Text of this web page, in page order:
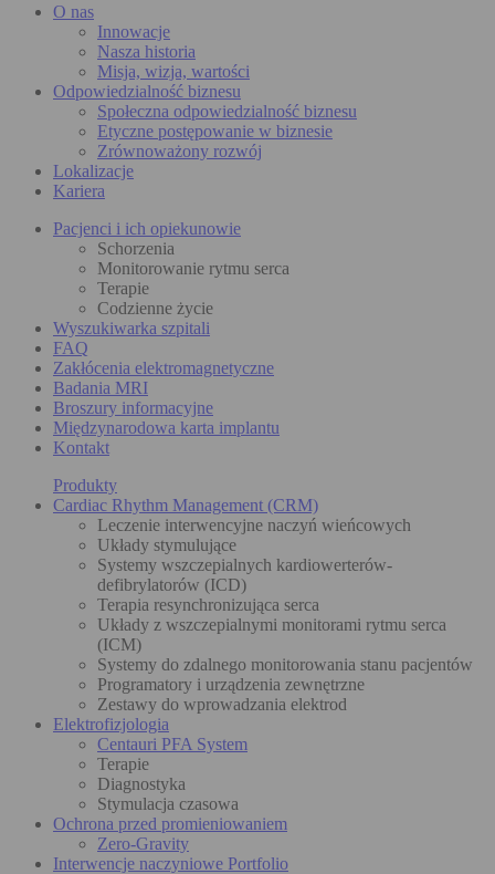
O nas
Innowacje
Nasza historia
Misja, wizja, wartości
Odpowiedzialność biznesu
Społeczna odpowiedzialność biznesu
Etyczne postępowanie w biznesie
Zrównoważony rozwój
Lokalizacje
Kariera
Pacjenci i ich opiekunowie
Schorzenia
Monitorowanie rytmu serca
Terapie
Codzienne życie
Wyszukiwarka szpitali
FAQ
Zakłócenia elektromagnetyczne
Badania MRI
Broszury informacyjne
Międzynarodowa karta implantu
Kontakt
Produkty
Cardiac Rhythm Management (CRM)
Leczenie interwencyjne naczyń wieńcowych
Układy stymulujące
Systemy wszczepialnych kardiowerterów-
defibrylatorów (ICD)
Terapia resynchronizująca serca
Układy z wszczepialnymi monitorami rytmu serca
(ICM)
Systemy do zdalnego monitorowania stanu pacjentów
Programatory i urządzenia zewnętrzne
Zestawy do wprowadzania elektrod
Elektrofizjologia
Centauri PFA System
Terapie
Diagnostyka
Stymulacja czasowa
Ochrona przed promieniowaniem
Zero-Gravity
Interwencje naczyniowe Portfolio